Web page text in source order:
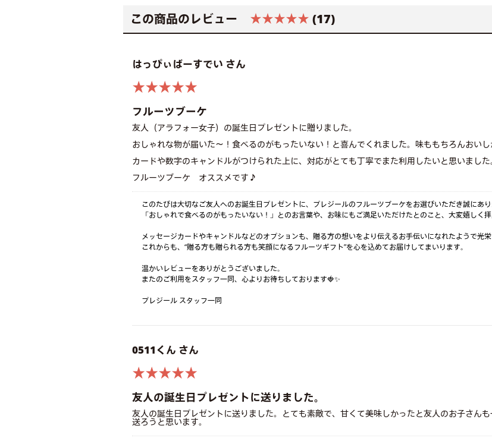
この商品のレビュー ★★★★★ (17)
はっぴぃばーすでい さん
★★★★★
フルーツブーケ
友人（アラフォー女子）の誕生日プレゼントに贈りました。
おしゃれな物が届いた〜！食べるのがもったいない！と喜んでくれました。味ももちろんおいし
カードや数字のキャンドルがつけられた上に、対応がとても丁寧でまた利用したいと思いました
フルーツブーケ　オススメです♪
このたびは大切なご友人へのお誕生日プレゼントに、プレジールのフルーツブーケをお選びいただき誠にあり
「おしゃれで食べるのがもったいない！」とのお言葉や、お味にもご満足いただけたとのこと、大変嬉しく拝
メッセージカードやキャンドルなどのオプションも、贈る方の想いをより伝えるお手伝いになれたようで光栄
これからも、“贈る方も贈られる方も笑顔になるフルーツギフト”を心を込めてお届けしてまいります。
温かいレビューをありがとうございました。
またのご利用をスタッフ一同、心よりお待ちしております🍓✨
プレジール スタッフ一同
0511くん さん
★★★★★
友人の誕生日プレゼントに送りました。
友人の誕生日プレゼントに送りました。とても素敵で、甘くて美味しかったと友人のお子さん
送ろうと思います。